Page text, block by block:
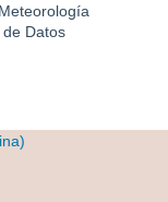
Datos